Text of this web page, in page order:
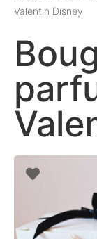
Valentin Disney